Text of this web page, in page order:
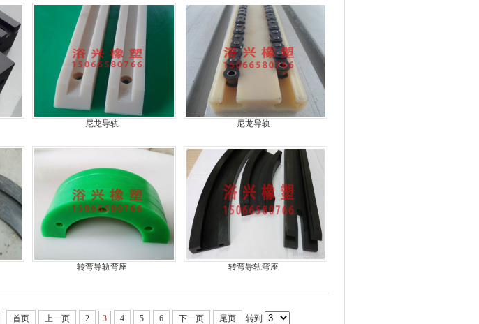
尼龙导轨 尼龙导轨
转弯导轨弯座 转弯导轨弯座
首页 上一页 2 3 4 5 6 下一页 尾页 转到